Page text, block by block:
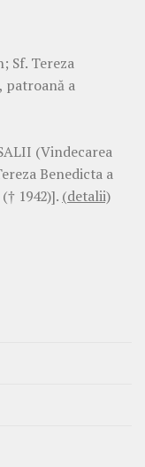
Sf. Tereza
patroană a
(Vindecarea
Benedicta a
1942)]. (detalii)